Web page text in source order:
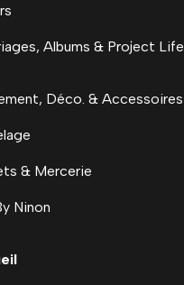
Albums & Project Life
Déco. & Accessoires
& Mercerie
Ninon